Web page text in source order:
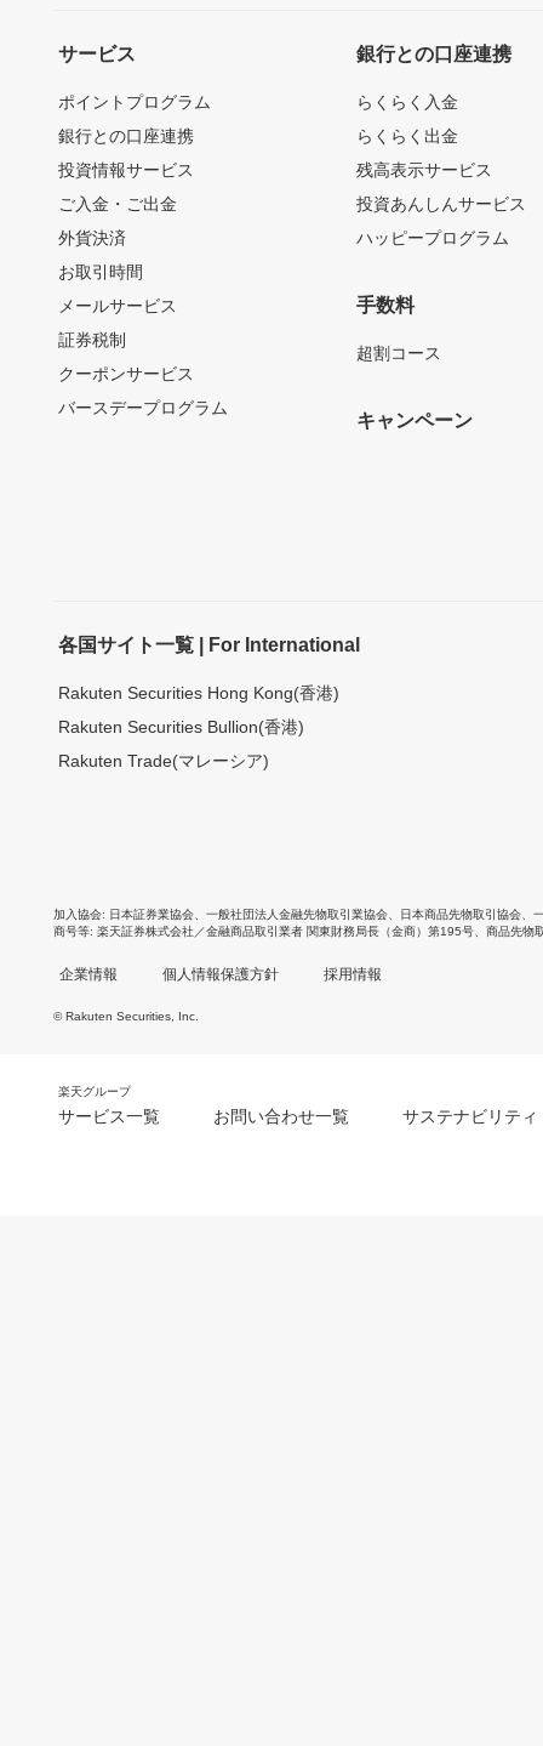
サービス
ポイントプログラム
銀行との口座連携
投資情報サービス
ご入金・ご出金
外貨決済
お取引時間
メールサービス
証券税制
クーポンサービス
バースデープログラム
銀行との口座連携
らくらく入金
らくらく出金
残高表示サービス
投資あんしんサービス
ハッピープログラム
手数料
超割コース
キャンペーン
各国サイト一覧 | For International
Rakuten Securities Hong Kong(香港)
Rakuten Securities Bullion(香港)
Rakuten Trade(マレーシア)
加入協会 日本証券業協会 一般社団法人金融先物取引業協会 日本商品先物取引協会
商号等 楽天証券株式会社／金融商品取引業者 関東財務局長（金商）第195号、商品先物
企業情報 個人情報保護方針 採用情報
© Rakuten Securities, Inc.
楽天グループ
サービス一覧 お問い合わせ一覧 サステナビリティ